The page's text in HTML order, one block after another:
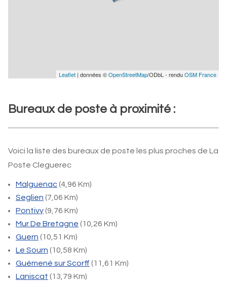
Leaflet | données ©OpenStreetMap/ODbL - renduOSM France
Bureaux de poste à proximité :
Voici la liste des bureaux de poste les plus proches de La
Poste Cleguerec
Malguenac(4,96 Km)
Seglien (7,06 Km)
Pontivy(9,76 Km)
Mur De Bretagne (10,26 Km)
Guern (10,51 Km)
Le Sourn (10,58 Km)
Guémené sur Scorff (11,61 Km)
Laniscat (13,79 Km)